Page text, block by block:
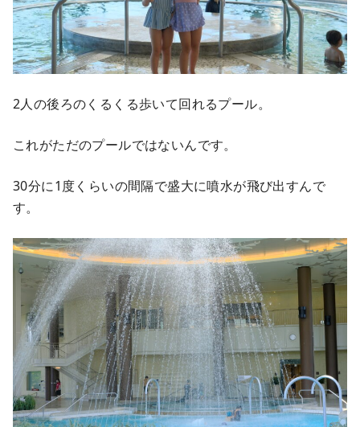
2人の後ろのくるくる歩いて回れるプール。
これがただのプールではないんです。
30分に1度くらいの間隔で盛大に噴水が飛び出すんで
す。